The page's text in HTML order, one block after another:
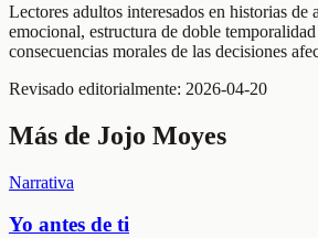
Lectores adultos interesados en historias de
emocional, estructura de doble
consecuencias morales de las decisiones
Revisado editorialmente: 2026-04-20
Más de Jojo Moyes
Narrativa
Yo antes de ti